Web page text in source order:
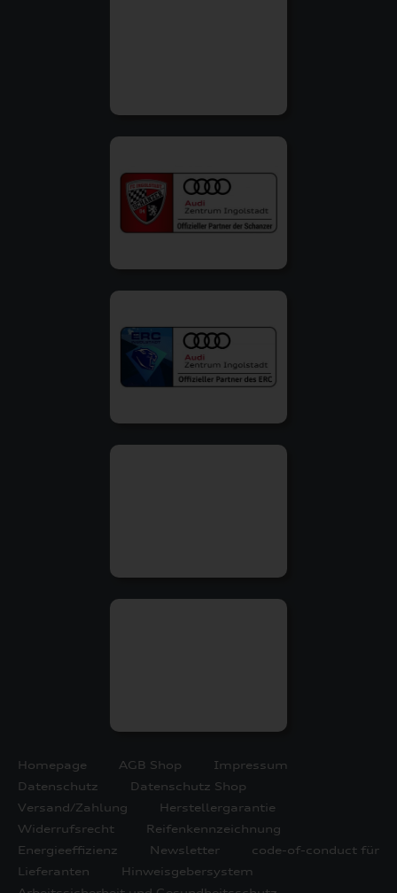
Homepage AGB Shop
Impressum
Datenschutz
Datenschutz Shop
Versand/Zahlung
Herstellergarantie
Widerrufsrecht
Reifenkennzeichnung
Energieeffizienz
Newsletter
code-of-conduct für
Lieferanten
Hinweisgebersystem